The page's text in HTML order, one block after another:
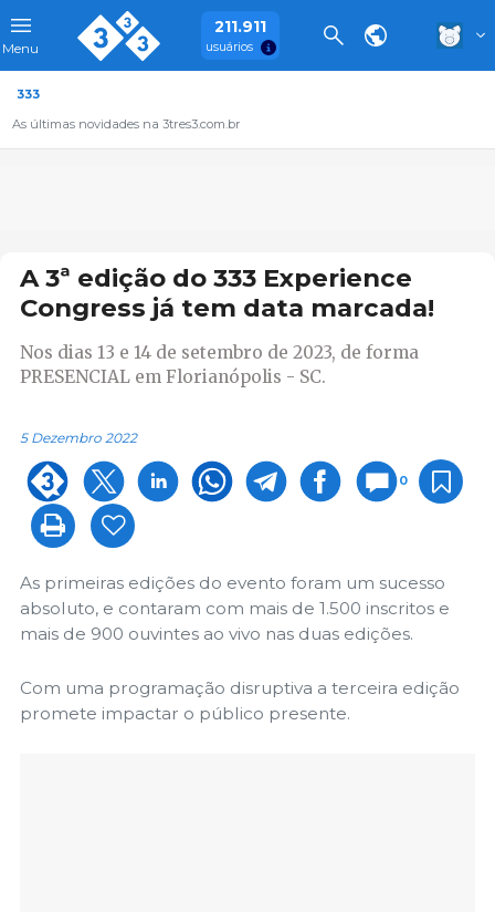
Menu
211.911
usuários
333
As últimas novidades na 3tres3.com.br
A 3ª edição do 333 Experience
Congress já tem data marcada!
Nos dias 13 e 14 de setembro de 2023, de forma
PRESENCIAL em Florianópolis - SC.
5 Dezembro 2022
0
As primeiras edições do evento foram um sucesso
absoluto, e contaram com mais de 1.500 inscritos e
mais de 900 ouvintes ao vivo nas duas edições.
Com uma programação disruptiva a terceira edição
promete impactar o público presente.